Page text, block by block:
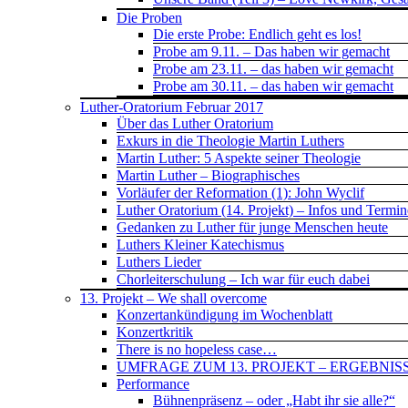
Die Proben
Die erste Probe: Endlich geht es los!
Probe am 9.11. – Das haben wir gemacht
Probe am 23.11. – das haben wir gemacht
Probe am 30.11. – das haben wir gemacht
Luther-Oratorium Februar 2017
Über das Luther Oratorium
Exkurs in die Theologie Martin Luthers
Martin Luther: 5 Aspekte seiner Theologie
Martin Luther – Biographisches
Vorläufer der Reformation (1): John Wyclif
Luther Oratorium (14. Projekt) – Infos und
Gedanken zu Luther für junge Menschen heute
Luthers Kleiner Katechismus
Luthers Lieder
Chorleiterschulung – Ich war für euch dabei
13. Projekt – We shall overcome
Konzertankündigung im Wochenblatt
Konzertkritik
There is no hopeless case…
UMFRAGE ZUM 13. PROJEKT –
Performance
Bühnenpräsenz – oder „Habt ihr sie alle?“